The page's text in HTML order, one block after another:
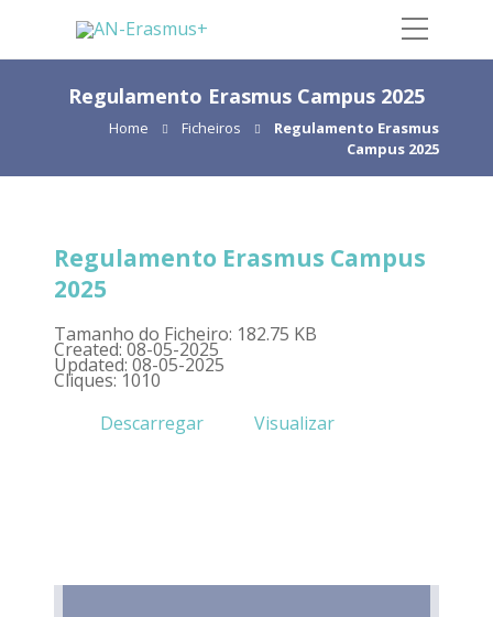
Regulamento Erasmus Campus 2025
Home Ficheiros
Regulamento Erasmus
Campus 2025
Regulamento Erasmus Campus
2025
Tamanho do Ficheiro: 182.75 KB
Created: 08-05-2025
Updated: 08-05-2025
Cliques: 1010
Descarregar
Visualizar